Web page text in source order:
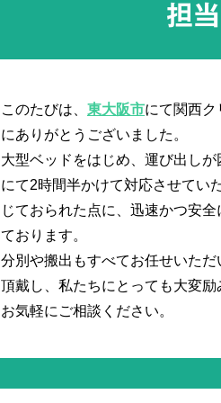
担
このたびは、 東大阪市にて関西
にありがとうございました。
大型ベッドをはじめ、運び出し
にて2時間半かけて対応させてい
じておられた点に、迅速かつ安
ております。
分別や搬出もすべてお任せいた
頂戴し、私たちにとっても大変
お気軽にご相談ください。